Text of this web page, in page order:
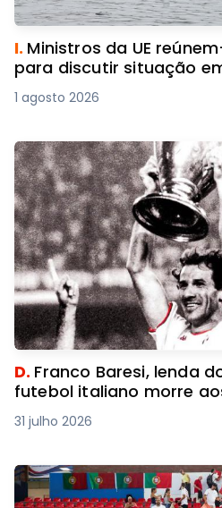
I. Ministros da UE
para discutir situação
1 agosto 2026
D. Franco Baresi, lenda
futebol italiano morre
31 julho 2026